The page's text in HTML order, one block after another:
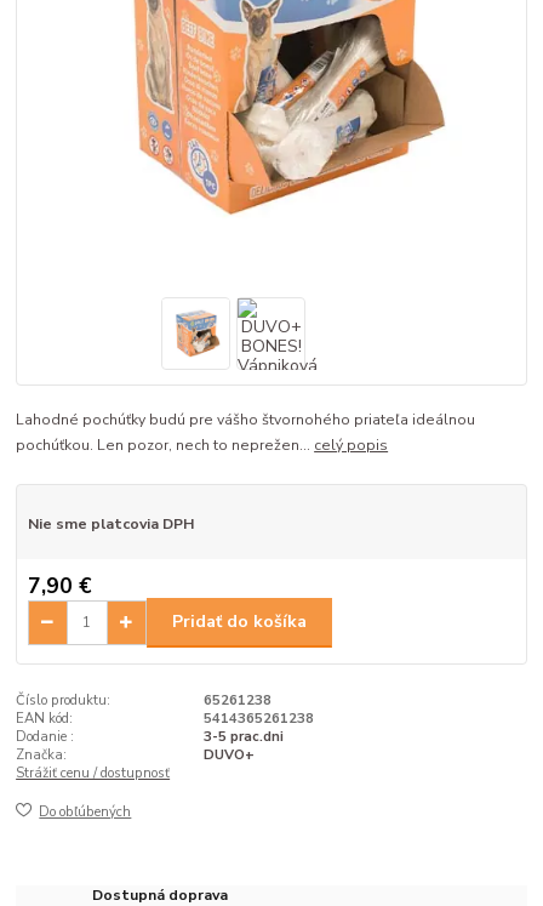
Lahodné pochúťky budú pre vášho štvornohého priateľa ideálnou
pochúťkou. Len pozor, nech to neprežen... celý popis
Nie sme platcovia DPH
7,90 €
Pridať do košíka
Číslo produktu:
65261238
EAN kód:
5414365261238
Dodanie :
3-5 prac.dni
Značka:
DUVO+
Strážiť cenu / dostupnosť
Do obľúbených
Dostupná doprava